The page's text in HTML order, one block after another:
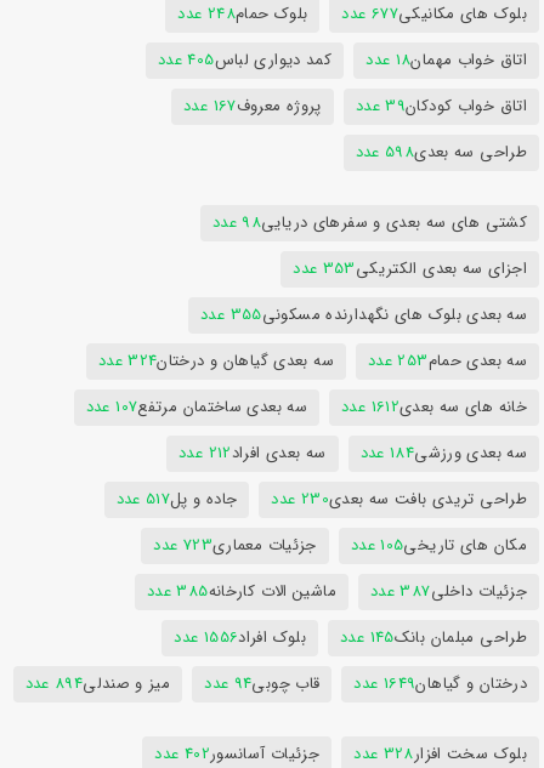
بلوک های مکانیکی677 عدد بلوک حمام248 عدد
اتاق خواب مهمان18 عدد کمد دیواری لباس405 عدد
اتاق خواب کودکان39 عدد پروژه معروف167 عدد
طراحی سه بعدی598 عدد
کشتی های سه بعدی و سفرهای دریایی98 عدد
اجزای سه بعدی الکتریکی353 عدد
سه بعدی بلوک های نگهدارنده مسکونی355 عدد
سه بعدی حمام253 عدد سه بعدی گیاهان و درختان324 عدد
خانه های سه بعدی1612 عدد سه بعدی ساختمان مرتفع107 عدد
سه بعدی ورزشی184 عدد سه بعدی افراد212 عدد
طراحی تریدی بافت سه بعدی230 عدد جاده و پل517 عدد
مکان های تاریخی105 عدد جزئیات معماری723 عدد
جزئیات داخلی387 عدد ماشین الات کارخانه385 عدد
طراحی مبلمان بانک145 عدد بلوک افراد1556 عدد
درختان و گیاهان1649 عدد قاب چوبی94 عدد میز و صندلی894 عدد
بلوک سخت افزار328 عدد جزئیات آسانسور402 عدد